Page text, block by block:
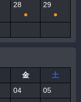
28
●
29
●
金
土
04
05